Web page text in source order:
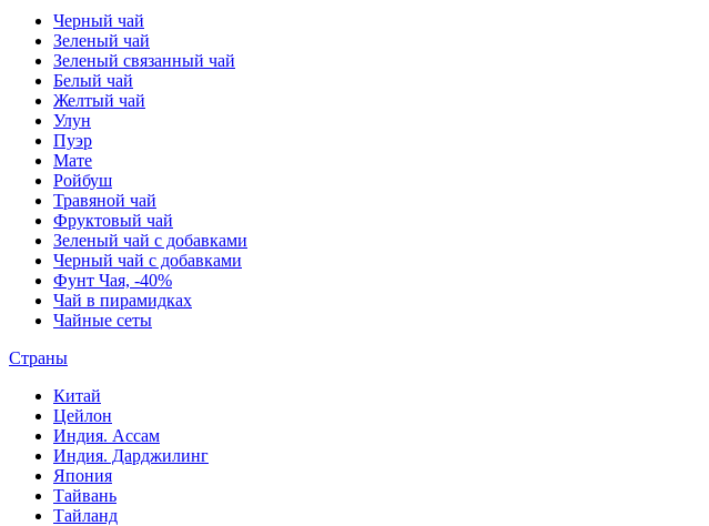
Черный чай
Зеленый чай
Зеленый связанный чай
Белый чай
Желтый чай
Улун
Пуэр
Мате
Ройбуш
Травяной чай
Фруктовый чай
Зеленый чай с добавками
Черный чай с добавками
Фунт Чая, -40%
Чай в пирамидках
Чайные сеты
Страны
Китай
Цейлон
Индия. Ассам
Индия. Дарджилинг
Япония
Тайвань
Тайланд